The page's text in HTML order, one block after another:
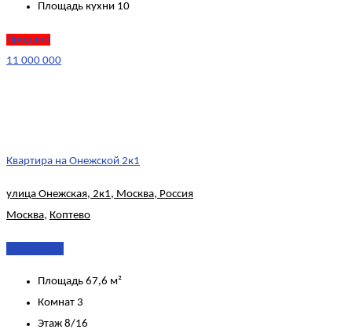
Площадь кухни 10
Продано
11 000 000
Квартира на Онежской 2к1
улица Онежская, 2к1, Москва, Россия
Москва, Коптево
Площадь 67,6 м²
Комнат 3
Этаж 8/16